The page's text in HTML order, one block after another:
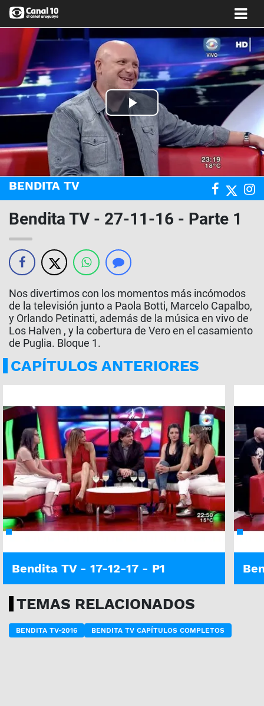
Play
Video
BENDITA TV
Bendita TV - 27-11-16 - Parte 1
Nos divertimos con los momentos más incómodos
de la televisión junto a Paola Botti, Marcelo Capalbo,
y Orlando Petinatti, además de la música en vivo de
Los Halven , y la cobertura de Vero en el casamiento
de Puglia. Bloque 1.
CAPÍTULOS ANTERIORES
Bendita TV - 17-12-17 - P1
TEMAS RELACIONADOS
BENDITA TV-2016 BENDITA TV CAPÍTULOS COMPLETOS